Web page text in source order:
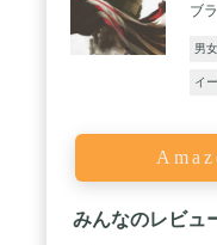
ブ
男
イ
みんなのレビュ